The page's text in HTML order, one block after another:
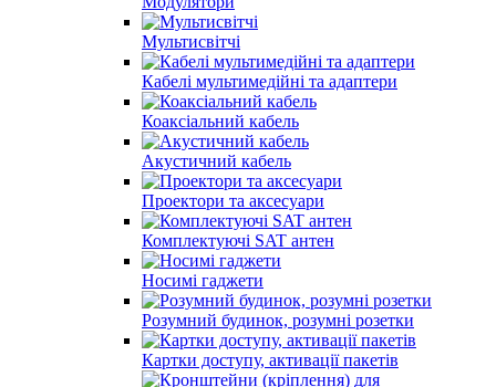
Мультисвітчі
Кабелі мультимедійні та адаптери
Коаксіальний кабель
Акустичний кабель
Проектори та аксесуари
Комплектуючі SAT антен
Носимі гаджети
Розумний будинок, розумні розетки
Картки доступу, активації пакетів